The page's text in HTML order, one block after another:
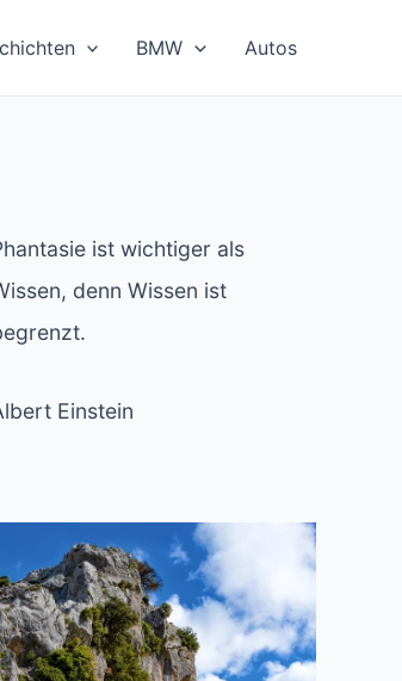
BMW Autos
ist wichtiger als
denn Wissen ist
Einstein